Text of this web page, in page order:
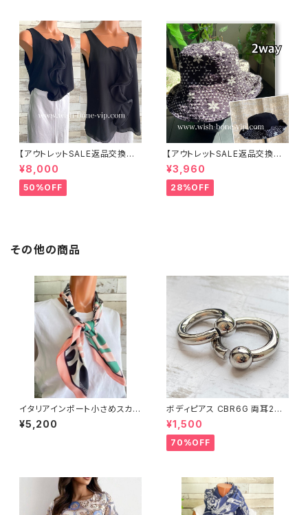
【アウトレットSALE返品交換不
可8/20まで】イタリア製 CASA
DEILUCA ITALY｜前フリル＆B
IGフリルトップス /ブラック
¥8,000
50%OFF
【アウトレットSALE返品交換不
可8/20まで】ワッフル立体フラワ
ー＆無地 2way リバーシブルハ
ット・ワイヤー入り変形ハット・フ
ラワー帽子【ブラック】
¥3,960
28%OFF
その他の商品
イタリアインポート小さめスカー
フ・バッグスカーフ/ピンク＆グリ
ーンゼブラ
¥5,200
ボディピアス CBR6G 両耳2個
セット 1ボール ネジ式 簡単脱着
サージカルステンレス NY直輸
入
¥1,500
70%OFF